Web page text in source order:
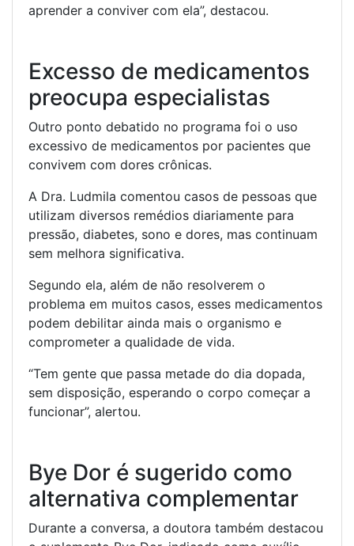
aprender a conviver com ela”, destacou.
Excesso de medicamentos
preocupa especialistas
Outro ponto debatido no programa foi o uso
excessivo de medicamentos por pacientes que
convivem com dores crônicas.
A Dra. Ludmila comentou casos de pessoas que
utilizam diversos remédios diariamente para
pressão, diabetes, sono e dores, mas continuam
sem melhora significativa.
Segundo ela, além de não resolverem o
problema em muitos casos, esses medicamentos
podem debilitar ainda mais o organismo e
comprometer a qualidade de vida.
“Tem gente que passa metade do dia dopada,
sem disposição, esperando o corpo começar a
funcionar”, alertou.
Bye Dor é sugerido como
alternativa complementar
Durante a conversa, a doutora também destacou